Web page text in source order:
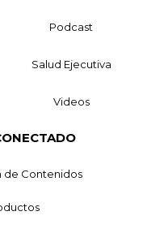
Podcast
Salud Ejecutiva
Videos
de Contenidos